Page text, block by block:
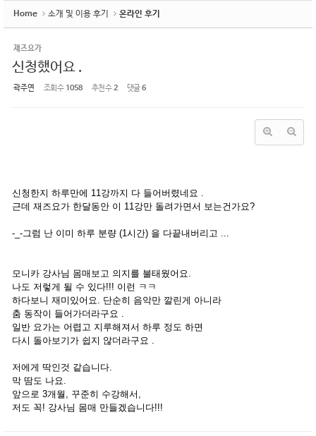
Home 소개 및 이용 후기 온라인 후기
재즈요가
신청했어요 .
곽주연 조회 수 1058 추천 수2 댓글6
신청한지 하루만에 11강까지 다 들어버렸네요 .
근데 재즈요가 한달동안 이 11강만 돌려가면서 보는건가요?
-_-그럼 난 이미 하루 분량 (1시간) 을 다끝내버리고 ...
모니카 강사님 몸매보고 의지를 불태웠어요.
나도 저렇게 될 수 있다!!! 이런 ㅋㅋ
하다보니 재미있어요. 단순히 음악만 깔린게 아니라
춤 동작이 들어가더라구요 .
일반 요가는 어렵고 지루해져서 하루 정도 하면
다시 돌아보기가 쉽지 않더라구요 .
저에게 딱인것 같습니다.
막 땀도 나요.
앞으로 3개월, 꾸준히 수강해서,
저도 꼭! 강사님 몸매 만들겠습니다!!!